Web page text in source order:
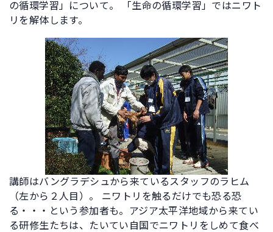
の循環学習」について。 「生命の循環学習」ではニワト
リを解体します。
講師はバングラデシュから来ているスタッフのラヒム
（左から２人目）。 ニワトリを触るだけでも恐る恐
る・・・という参加者も。アジア太平洋地域から来てい
る研修生たちは、たいてい自国でニワトリをしめて食べ